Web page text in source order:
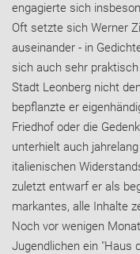
engagierte sich
Oft setzte sich Werner
auseinander - in
sich auch sehr
Stadt Leonberg nicht
bepflanzte er
Friedhof oder die
unterhielt auch
italienischen
zuletzt entwarf er als
markantes, alle Inhalte
Noch vor wenigen
Jugendlichen ein "Haus